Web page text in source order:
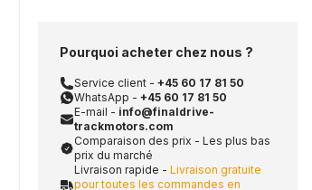
Pourquoi acheter chez nous ?
Service client - +45 60 17 81 50
WhatsApp - +45 60 17 81 50
E-mail - info@finaldrive-
trackmotors.com
Comparaison des prix - Les plus bas
prix du marché
Livraison rapide - Livraison gratuite
pour toutes les commandes en